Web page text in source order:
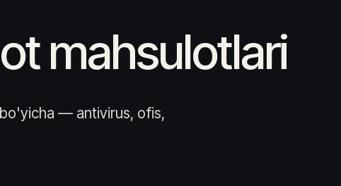
mahsulotlari
— antivirus, ofis,